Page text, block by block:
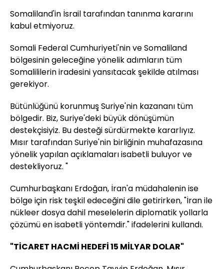
Somaliland'in İsrail tarafından tanınma kararını
kabul etmiyoruz.
Somali Federal Cumhuriyeti'nin ve Somaliland
bölgesinin geleceğine yönelik adımların tüm
Somalililerin iradesini yansıtacak şekilde atılması
gerekiyor.
Bütünlüğünü korunmuş Suriye'nin kazananı tüm
bölgedir. Biz, Suriye'deki büyük dönüşümün
destekçisiyiz. Bu desteği sürdürmekte kararlıyız.
Mısır tarafından Suriye'nin birliğinin muhafazasına
yönelik yapılan açıklamaları isabetli buluyor ve
destekliyoruz. "
Cumhurbaşkanı Erdoğan, İran'a müdahalenin ise
bölge için risk teşkil edeceğini dile getirirken, "İran ile
nükleer dosya dahil meselelerin diplomatik yollarla
çözümü en isabetli yöntemdir." ifadelerini kullandı.
"TİCARET HACMİ HEDEFİ 15 MİLYAR DOLAR"